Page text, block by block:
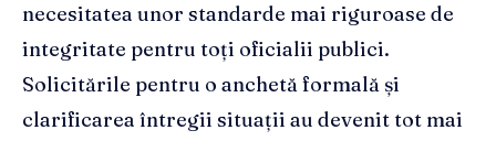
necesitatea unor standarde mai riguroase de
integritate pentru toți oficialii publici.
Solicitările pentru o anchetă formală și
clarificarea întregii situații au devenit tot mai